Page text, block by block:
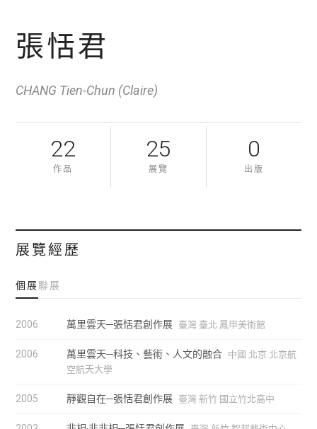
張恬君
CHANG Tien-Chun (Claire)
22
作品
25
展覽
0
出版
展覽經歷
個展聯展
2006 萬里雲天─張恬君創作展 臺灣 臺北 鳳甲美術館
2006 萬里雲天─科技、藝術、人文的融合 中國 北京 北京航
空航天大學
2005 靜觀自在─張恬君創作展 臺灣 新竹 國立竹北高中